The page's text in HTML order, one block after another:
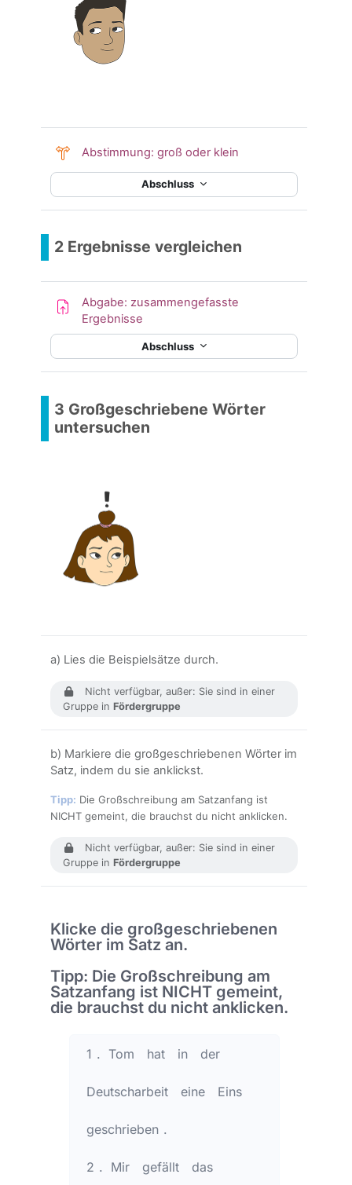
Abstimmung: groß oder klein
Abschluss
2 Ergebnisse vergleichen
Abgabe: zusammengefasste
Ergebnisse
Abschluss
3 Großgeschriebene Wörter
untersuchen
a) Lies die Beispielsätze durch.
Nicht verfügbar, außer: Sie sind in einer
Gruppe in Fördergruppe
b) Markiere die großgeschriebenen Wörter im
Satz, indem du sie anklickst.
Tipp: Die Großschreibung am Satzanfang ist
NICHT gemeint, die brauchst du nicht anklicken.
Nicht verfügbar, außer: Sie sind in einer
Gruppe in Fördergruppe